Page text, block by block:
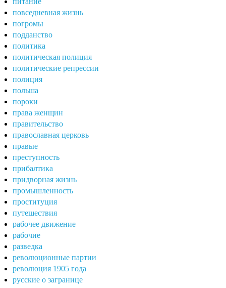
повседневная жизнь
погромы
подданство
политика
политическая полиция
политические репрессии
полиция
польша
пороки
права женщин
правительство
православная церковь
правые
преступность
прибалтика
придворная жизнь
промышленность
проституция
путешествия
рабочее движение
рабочие
разведка
революционные партии
революция 1905 года
русские о загранице